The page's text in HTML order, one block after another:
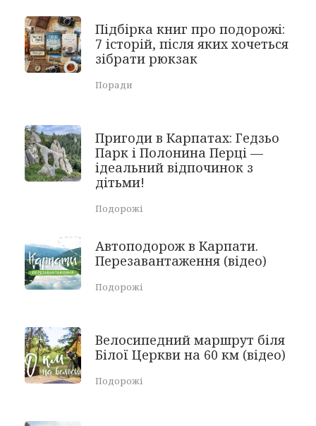
Підбірка книг про подорожі:
7 історій, після яких хочеться
зібрати рюкзак
Поради
Пригоди в Карпатах: Гедзьо
Парк і Полонина Перці —
ідеальний відпочинок з
дітьми!
Подорожі
Автоподорож в Карпати.
Перезавантаження (відео)
Подорожі
Велосипедний маршрут біля
Білої Церкви на 60 км (відео)
Подорожі